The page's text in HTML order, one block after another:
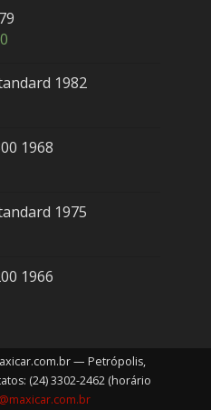
1982
1968
1975
1966
— Petrópolis,
(24) 3302-2462 (horário